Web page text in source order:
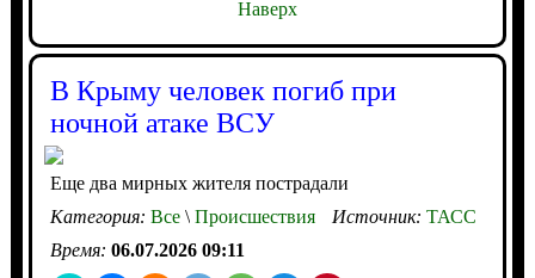
Наверх
В Крыму человек погиб при
ночной атаке ВСУ
Еще два мирных жителя пострадали
Категория: Все\Происшествия Источник: ТАСС
Время: 06.07.2026 09:11